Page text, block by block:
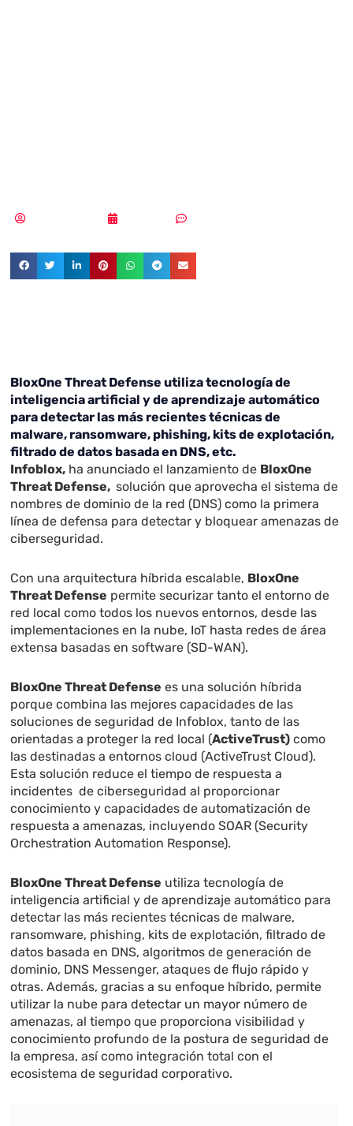
BloxOne Threat Defense utiliza tecnología de
inteligencia artificial y de aprendizaje automático
para detectar las más recientes técnicas de
malware, ransomware, phishing, kits de explotación,
filtrado de datos basada en DNS, etc.
Infoblox, ha anunciado el lanzamiento de BloxOne
Threat Defense, solución que aprovecha el sistema de
nombres de dominio de la red (DNS) como la primera
línea de defensa para detectar y bloquear amenazas de
ciberseguridad.
Con una arquitectura híbrida escalable, BloxOne
Threat Defense permite securizar tanto el entorno de
red local como todos los nuevos entornos, desde las
implementaciones en la nube, IoT hasta redes de área
extensa basadas en software (SD-WAN).
BloxOne Threat Defense es una solución híbrida
porque combina las mejores capacidades de las
soluciones de seguridad de Infoblox, tanto de las
orientadas a proteger la red local (ActiveTrust) como
las destinadas a entornos cloud (ActiveTrust Cloud).
Esta solución reduce el tiempo de respuesta a
incidentes de ciberseguridad al proporcionar
conocimiento y capacidades de automatización de
respuesta a amenazas, incluyendo SOAR (Security
Orchestration Automation Response).
BloxOne Threat Defense utiliza tecnología de
inteligencia artificial y de aprendizaje automático para
detectar las más recientes técnicas de malware,
ransomware, phishing, kits de explotación, filtrado de
datos basada en DNS, algoritmos de generación de
dominio, DNS Messenger, ataques de flujo rápido y
otras. Además, gracias a su enfoque híbrido, permite
utilizar la nube para detectar un mayor número de
amenazas, al tiempo que proporciona visibilidad y
conocimiento profundo de la postura de seguridad de
la empresa, así como integración total con el
ecosistema de seguridad corporativo.